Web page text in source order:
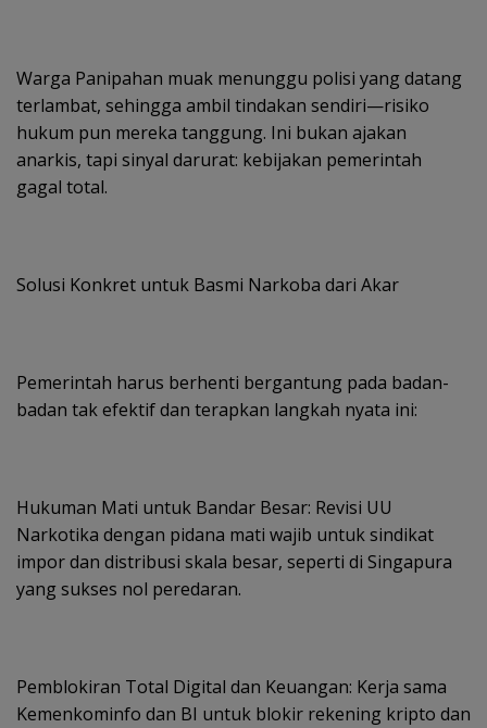
Warga Panipahan muak menunggu polisi yang datang
terlambat, sehingga ambil tindakan sendiri—risiko
hukum pun mereka tanggung. Ini bukan ajakan
anarkis, tapi sinyal darurat: kebijakan pemerintah
gagal total.
Solusi Konkret untuk Basmi Narkoba dari Akar
Pemerintah harus berhenti bergantung pada badan-
badan tak efektif dan terapkan langkah nyata ini:
Hukuman Mati untuk Bandar Besar: Revisi UU
Narkotika dengan pidana mati wajib untuk sindikat
impor dan distribusi skala besar, seperti di Singapura
yang sukses nol peredaran.
Pemblokiran Total Digital dan Keuangan: Kerja sama
Kemenkominfo dan BI untuk blokir rekening kripto dan